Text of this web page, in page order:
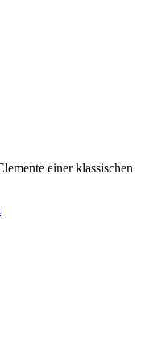
einer klassischen